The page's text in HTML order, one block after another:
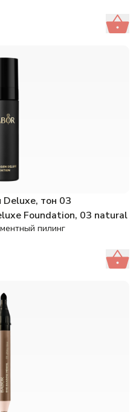
тон 03
Foundation, 03 natural
пилинг